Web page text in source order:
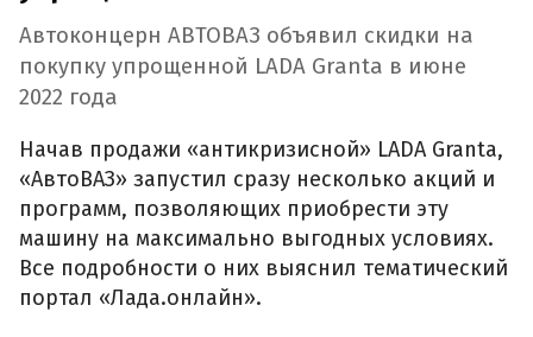
Автоконцерн АВТОВАЗ объявил скидки на
покупку упрощенной LADA Granta в июне
2022 года
Начав продажи «антикризисной» LADA Granta,
«АвтоВАЗ» запустил сразу несколько акций и
программ, позволяющих приобрести эту
машину на максимально выгодных условиях.
Все подробности о них выяснил тематический
портал «Лада.онлайн».